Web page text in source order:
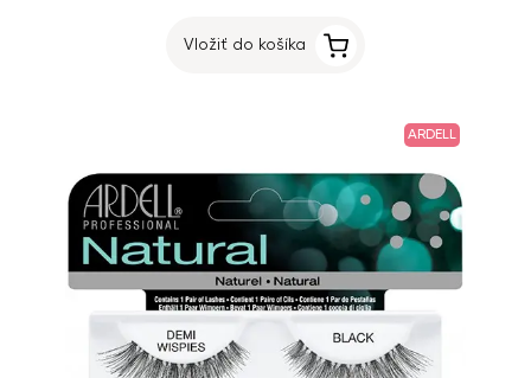
Vložiť do košíka
ARDELL